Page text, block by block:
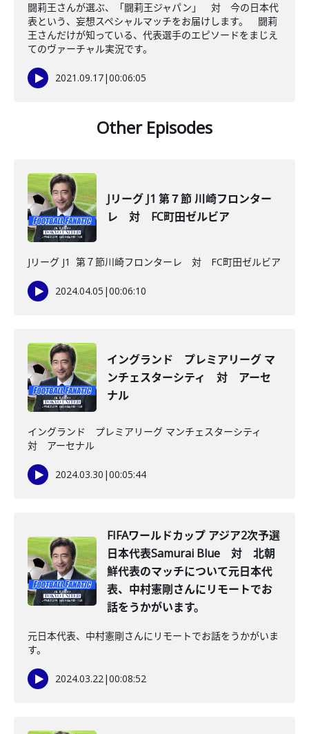
闘莉王さんが選ぶ、「闘莉王ジャパン」 対 今の日本代
表という、妄想スペシャルマッチをお届けします。 闘莉
王さんだけが知っている、代表選手のエピソードをまじえ
てのヴァーチャル実況です。
2021.09.17|00:06:05
Other Episodes
Jリーグ J1 第７節 川崎フロンター
レ 対 FC町田ゼルビア
Jリーグ J1 第７節川崎フロンターレ 対 FC町田ゼルビア
2024.04.05 |00:06:10
イングランド プレミアリーグ マ
ンチェスターシティ 対 アーセ
ナル
イングランド プレミアリーグ マンチェスターシティ
対 アーセナル
2024.03.30 |00:05:44
FIFAワールドカップ アジア2次予選
日本代表Samurai Blue 対 北朝
鮮代表のマッチについて元日本代
表、中村憲剛さんにリモートでお
話をうかがいます。
元日本代表、中村憲剛さんにリモートでお話をうかがいま
す。
2024.03.22|00:08:52